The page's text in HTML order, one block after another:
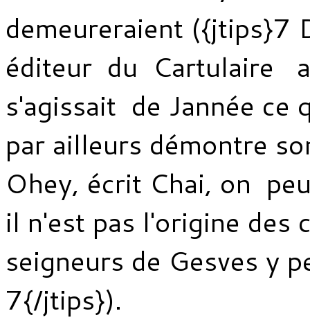
demeureraient ({jtips}7
éditeur du Cartulaire
s'agissait de Jannée ce
par ailleurs démontre
Ohey, écrit Chai, on
il n'est pas l'origine des
seigneurs de Gesves y
7{/jtips}).